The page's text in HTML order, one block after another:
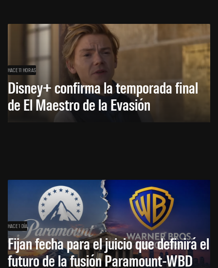
HACE 11 HORAS
Disney+ confirma la temporada final
de El Maestro de la Evasión
HACE 1 DÍA
Fijan fecha para el juicio que definirá el
futuro de la fusión Paramount-WBD